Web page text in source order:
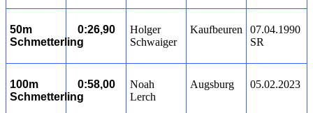
50m
Schmetterling
0:26,90
Holger
Schwaiger
Kaufbeuren
07.04.1990
SR
100m
Schmetterling
0:58,00
Noah
Lerch
Augsburg 05.02.2023